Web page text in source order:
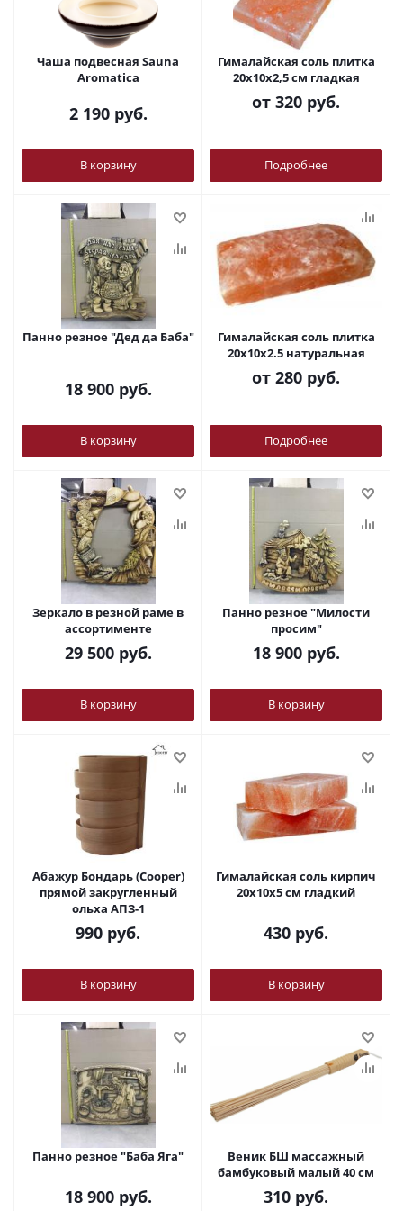
Чаша подвесная Sauna
Aromatica
2 190руб.
В корзину
Гималайская соль плитка
20х10х2,5 см гладкая
от 320 руб.
Подробнее
Панно резное "Дед да Баба"
18 900руб.
В корзину
Гималайская соль плитка
20х10х2.5 натуральная
от 280 руб.
Подробнее
Зеркало в резной раме в
ассортименте
29 500руб.
В корзину
Панно резное "Милости
просим"
18 900руб.
В корзину
Абажур Бондарь (Cooper)
прямой закругленный
ольха АПЗ-1
990 руб.
В корзину
Гималайская соль кирпич
20х10х5 см гладкий
430 руб.
В корзину
Панно резное "Баба Яга"
18 900руб.
Веник БШ массажный
бамбуковый малый 40 см
310 руб.